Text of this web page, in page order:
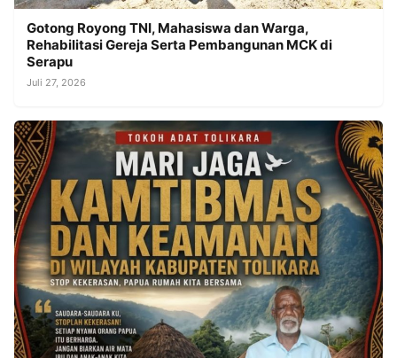
Gotong Royong TNI, Mahasiswa dan Warga,
Rehabilitasi Gereja Serta Pembangunan MCK di
Serapu
Juli 27, 2026